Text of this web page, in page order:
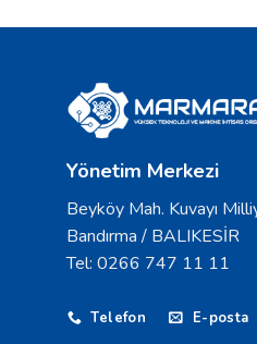
Yönetim Merkezi
Beyköy Mah. Kuvayı
Bandırma / BALIKESİR
Tel: 0266 747 11 11
Telefon E-posta